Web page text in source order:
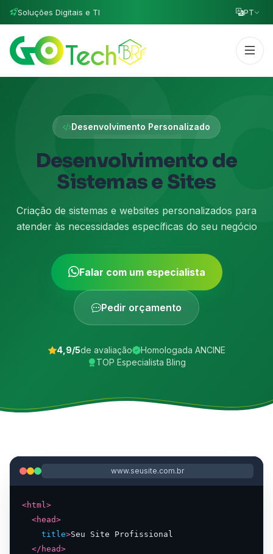
Soluções Digitais e TI PT
Desenvolvimento Personalizado
Desenvolvimento de
Sistemas e Sites
Criação de sistemas e websites personalizados para
atender às necessidades específicas do seu negócio
Falar com um especialista
Pedir orçamento
4,9/5de avaliação
Homologada ANCINE
TOP Especialista Bling
www.seusite.com.br
<html>
<head>
title>Seu Site Profissional
</head>